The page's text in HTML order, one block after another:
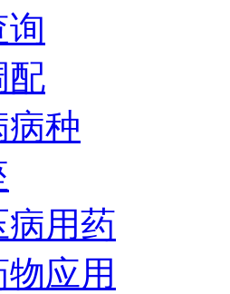
询
配
病种
病用药
应用